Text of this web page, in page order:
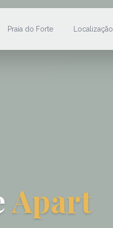
Praia do Forte Localização
Apart